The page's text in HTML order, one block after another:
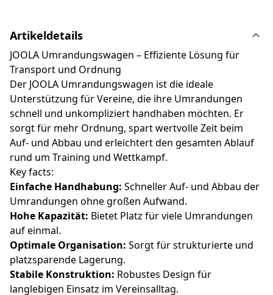
Artikeldetails
JOOLA Umrandungswagen – Effiziente Lösung für
Transport und Ordnung
Der JOOLA Umrandungswagen ist die ideale
Unterstützung für Vereine, die ihre Umrandungen
schnell und unkompliziert handhaben möchten. Er
sorgt für mehr Ordnung, spart wertvolle Zeit beim
Auf- und Abbau und erleichtert den gesamten Ablauf
rund um Training und Wettkampf.
Key facts:
Einfache Handhabung: Schneller Auf- und Abbau der
Umrandungen ohne großen Aufwand.
Hohe Kapazität: Bietet Platz für viele Umrandungen
auf einmal.
Optimale Organisation: Sorgt für strukturierte und
platzsparende Lagerung.
Stabile Konstruktion: Robustes Design für
langlebigen Einsatz im Vereinsalltag.